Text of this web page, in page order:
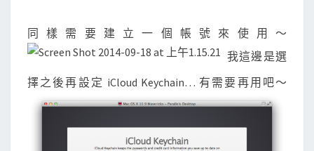
同樣需要建立一個帳號來使用～
我這邊是選
擇之後再設定 iCloud Keychain… 有需要再用吧～